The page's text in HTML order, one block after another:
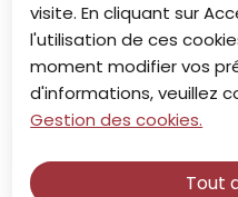
visite. En cliquant sur
l'utilisation de ces
moment modifier vos
d'informations, veuillez
Gestion des cookies.
Tout
Accueil